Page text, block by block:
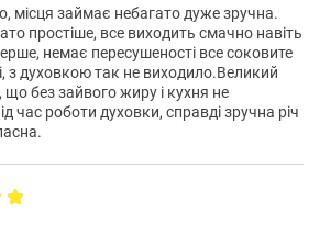
нагрівання (зверху та знизу) у
забезпечує стабільний
пропікаються рівномірно без
під час готування.
місця займає небагато дуже зручна.
простіше, все виходить смачно навіть
немає пересушеності все соковите
з духовкою так не виходило.Великий
без зайвого жиру і кухня не
час роботи духовки, справді зручна річ